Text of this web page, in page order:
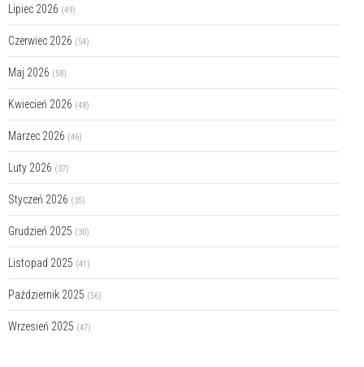
Lipiec 2026 (49)
Czerwiec 2026 (54)
Maj 2026 (58)
Kwiecień 2026 (48)
Marzec 2026 (46)
Luty 2026 (37)
Styczeń 2026 (35)
Grudzień 2025 (30)
Listopad 2025 (41)
Październik 2025 (56)
Wrzesień 2025 (47)